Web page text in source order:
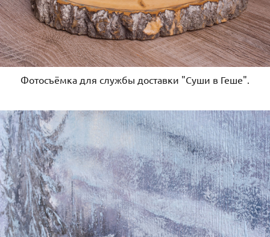
Фотосъёмка для службы доставки "Суши в Геше".